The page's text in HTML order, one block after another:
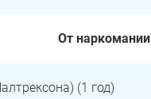
От наркомании
(1 год)